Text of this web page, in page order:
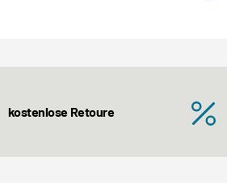
kostenlose Retoure